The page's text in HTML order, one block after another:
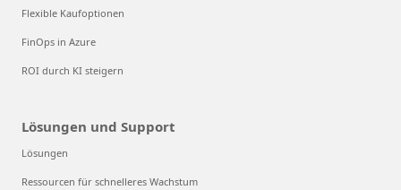
Flexible Kaufoptionen
FinOps in Azure
ROI durch KI steigern
Lösungen und Support
Lösungen
Ressourcen für schnelleres Wachstum